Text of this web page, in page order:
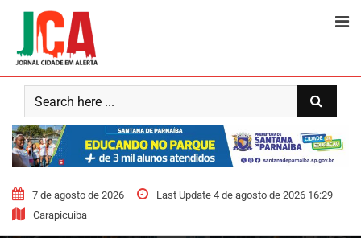
content
7 de agosto de 2026
Last Update 4 de agosto de 2026 16:29
Carapicuiba